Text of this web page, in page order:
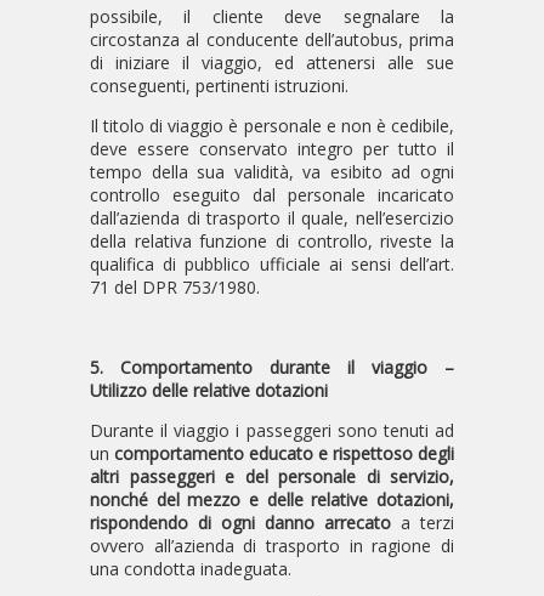
possibile, il cliente deve segnalare la
circostanza al conducente dell’autobus, prima
di iniziare il viaggio, ed attenersi alle sue
conseguenti, pertinenti istruzioni.
Il titolo di viaggio è personale e non è cedibile,
deve essere conservato integro per tutto il
tempo della sua validità, va esibito ad ogni
controllo eseguito dal personale incaricato
dall’azienda di trasporto il quale, nell’esercizio
della relativa funzione di controllo, riveste la
qualifica di pubblico ufficiale ai sensi dell’art.
71 del DPR 753/1980.
5. Comportamento durante il viaggio –
Utilizzo delle relative dotazioni
Durante il viaggio i passeggeri sono tenuti ad
un comportamento educato e rispettoso degli
altri passeggeri e del personale di servizio,
nonché del mezzo e delle relative dotazioni,
rispondendo di ogni danno arrecato a terzi
ovvero all’azienda di trasporto in ragione di
una condotta inadeguata.